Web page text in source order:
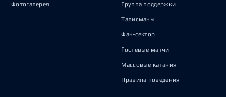
Фотогалерея Группа поддержки
Талисманы
Фан-сектор
Гостевые матчи
Массовые катания
Правила поведения